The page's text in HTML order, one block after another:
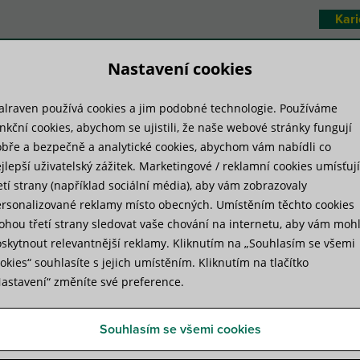
systémy Technická knihovna
váha potrubí a doporučené vzdálenosti kotvení
vzdálenosti
Nastavení cookies
používá cookies a jim podobné technologie. Používáme
cookies, abychom se ujistili, že naše webové stránky fungují
a bezpečně a analytické cookies, abychom vám nabídli co
uživatelský zážitek. Marketingové / reklamní cookies umísťují
strany (například sociální média), aby vám zobrazovaly
reklamy místo obecných. Umístěním těchto cookies
třetí strany sledovat vaše chování na internetu, aby vám
relevantnější reklamy. Kliknutím na „Souhlasím se všemi
souhlasíte s jejich umístěním. Kliknutím na tlačítko
změníte své preference.
Souhlasím se všemi cookies